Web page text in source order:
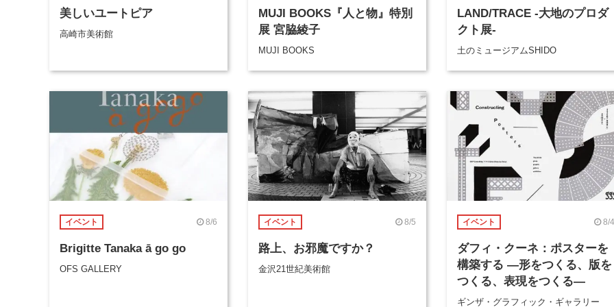
美しいユートピア
高崎市美術館
MUJI BOOKS『人と物』特別
展 宮脇綾子
MUJI BOOKS
LAND/TRACE -大地のプロダ
クト展-
土のミュージアムSHIDO
イベント 8/6
Brigitte Tanaka ā go go
OFS GALLERY
イベント 8/5
路上、お邪魔ですか？
金沢21世紀美術館
イベント 8/4
ダフィ・クーネ：ポスターを
構築する ―形をつくる、版を
つくる、表現をつくる―
ギンザ・グラフィック・ギャラリー